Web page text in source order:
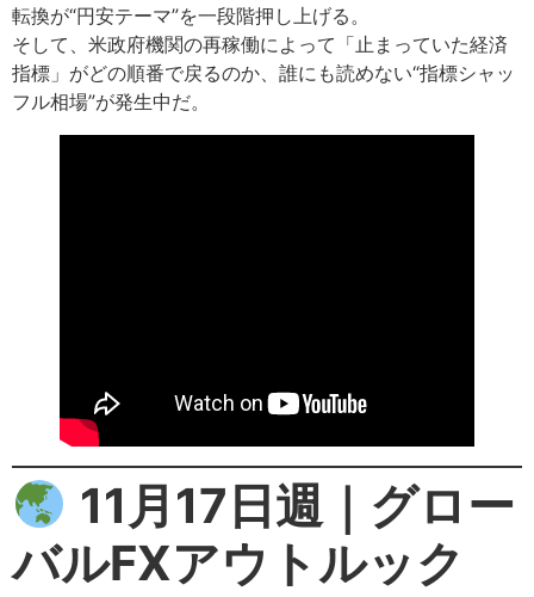
転換が“円安テーマ”を一段階押し上げる。
そして、米政府機関の再稼働によって「止まっていた経済
指標」がどの順番で戻るのか、誰にも読めない“指標シャッ
フル相場”が発生中だ。
11月17日週｜グロー
バルFXアウトルック